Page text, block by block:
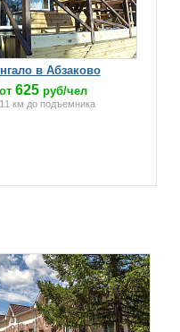
в Абзаково
от 625руб/чел
км до подъемника